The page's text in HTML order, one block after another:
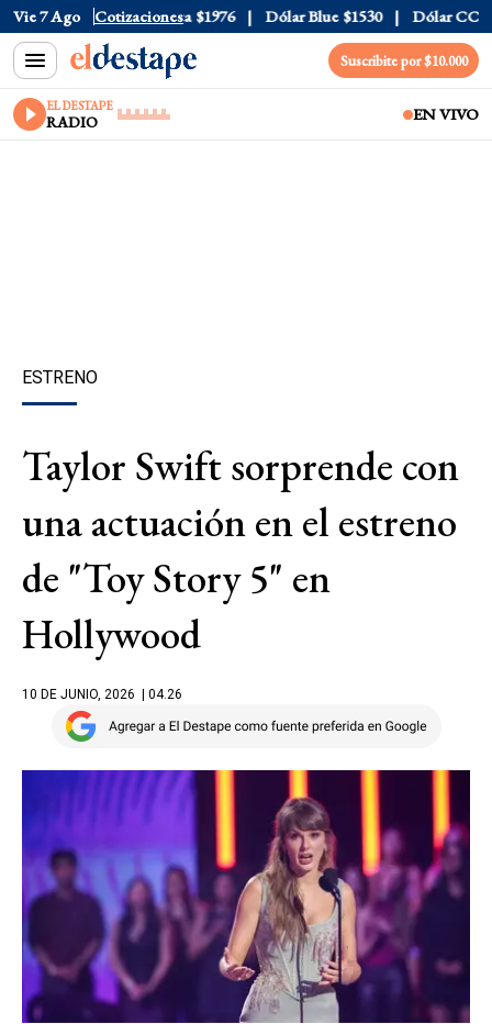
Vie 7 Ago Cotizaciones
$1520 Dólar Tarjeta $1976 Dólar Blue $1530 Dólar CCL
Suscribite por $10.000
EL DESTAPE
RADIO EN VIVO
ESTRENO
Taylor Swift sorprende con
una actuación en el estreno
de "Toy Story 5" en
Hollywood
10 DE JUNIO, 2026 | 04.26